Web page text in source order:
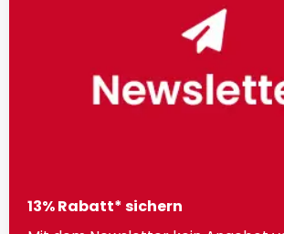
13% Rabatt* sichern